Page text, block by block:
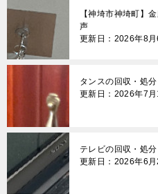
【神埼市神埼町】
声
更新日：2026年8月
タンスの回収・処
更新日：2026年7月
テレビの回収・処
更新日：2026年6月